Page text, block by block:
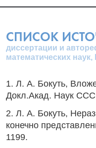
СПИСОК
диссертации и
математических
1. Л. А. Бокуть,
Докл.Акад. Наук
2. Л. А. Бокуть,
конечно
1199.